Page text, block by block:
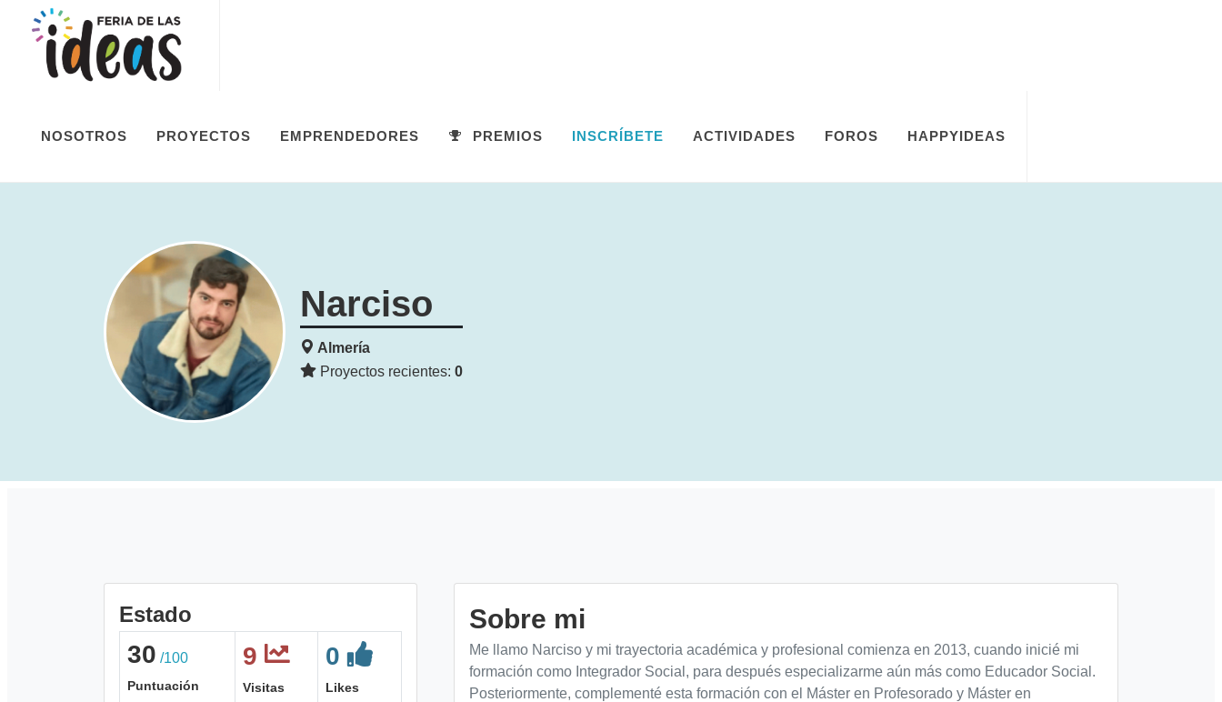
NOSOTROS PROYECTOS EMPRENDEDORES PREMIOS INSCRÍBETE ACTIVIDADES FOROS HAPPYIDEAS
Narciso
Almería
Proyectos recientes: 0
Estado
30 /100
Puntuación
9
Visitas
0
Likes
Sobre mi
Me llamo Narciso y mi trayectoria académica y profesional comienza en 2013, cuando inicié mi
formación como Integrador Social, para después especializarme aún más como Educador Social.
Posteriormente, complementé esta formación con el Máster en Profesorado y Máster en